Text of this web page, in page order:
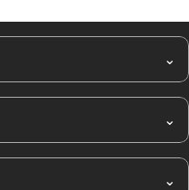
⌄
⌄
⌄